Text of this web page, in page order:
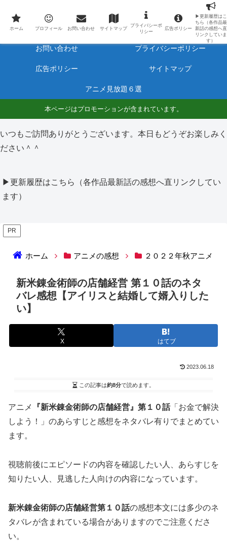
最新アニメのあらすじと感想をネタバレ有りで毎日更新しています。
ホーム プロフィール
お問い合わせ プライバシーポリシー
広告ポリシー サイトマップ
アニメ見放題６選
本ページはプロモーションが含まれています。
いつもご訪問ありがとうございます。本日もどうぞお楽しみく
ださい＾＾
▶更新履歴はこちら（各作品最新話の感想へ直リンクしてい
ます）
PR
ホーム アニメの感想 ２０２２年秋アニメ
新米錬金術師の店舗経営 第１０話のネタ
バレ感想【アイリスと結婚して婿入りした
い】
X はてブ
2023.06.18
この記事は約8分で読めます。
アニメ 『新米錬金術師の店舗経営』第１０話「お金で解決
しよう！」のあらすじと感想をネタバレ有りでまとめてい
ます。
視聴前後にエピソードの内容を確認したい人、あらすじを
知りたい人、見逃した人向けの内容になっています。
新米錬金術師の店舗経営第１０話の感想本文には多少のネ
タバレが含まれている場合がありますのでご注意くださ
い。
ホーム プロフィール お問い合わせ サイトマップ
プライバシーポ
リシー
広告ポリシー
▶更新履歴はこ
ちら（各作品最
新話の感想へ直
リンクしていま
す）